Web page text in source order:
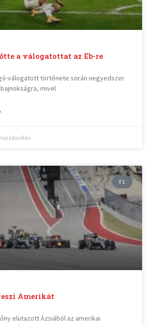
a válogatottat az Eb-re
válogatott története során negyedszer
mivel
F1
Amerikát
elutazott Ázsiából az amerikai